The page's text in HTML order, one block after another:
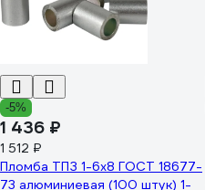
-5%
1 436 ₽
1 512 ₽
Пломба ТПЗ 1-6x8 ГОСТ 18677-
73 алюминиевая (100 штук) 1-